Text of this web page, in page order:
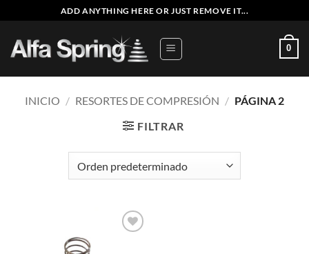
al
contenido
ADD ANYTHING HERE OR JUST REMOVE IT...
0
INICIO / RESORTES DE COMPRESIÓN / PÁGINA 2
FILTRAR